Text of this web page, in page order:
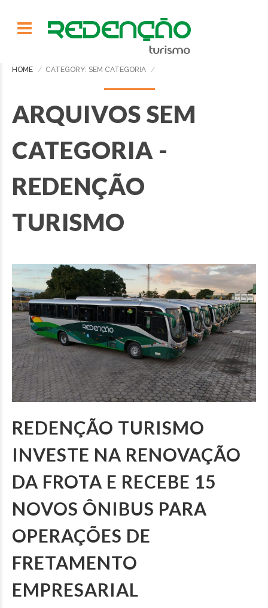
HOME CATEGORY: SEM CATEGORIA
ARQUIVOS SEM
CATEGORIA -
REDENÇÃO
TURISMO
REDENÇÃO TURISMO
INVESTE NA RENOVAÇÃO
DA FROTA E RECEBE 15
NOVOS ÔNIBUS PARA
OPERAÇÕES DE
FRETAMENTO
EMPRESARIAL